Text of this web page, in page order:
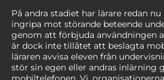
På andra stadiet har lärare redan
ingripa mot störande beteende
genom att förbjuda användningen
är dock inte tillåtet att beslagta
läraren avvisa eleven från
stör sin egen eller andras inlärning